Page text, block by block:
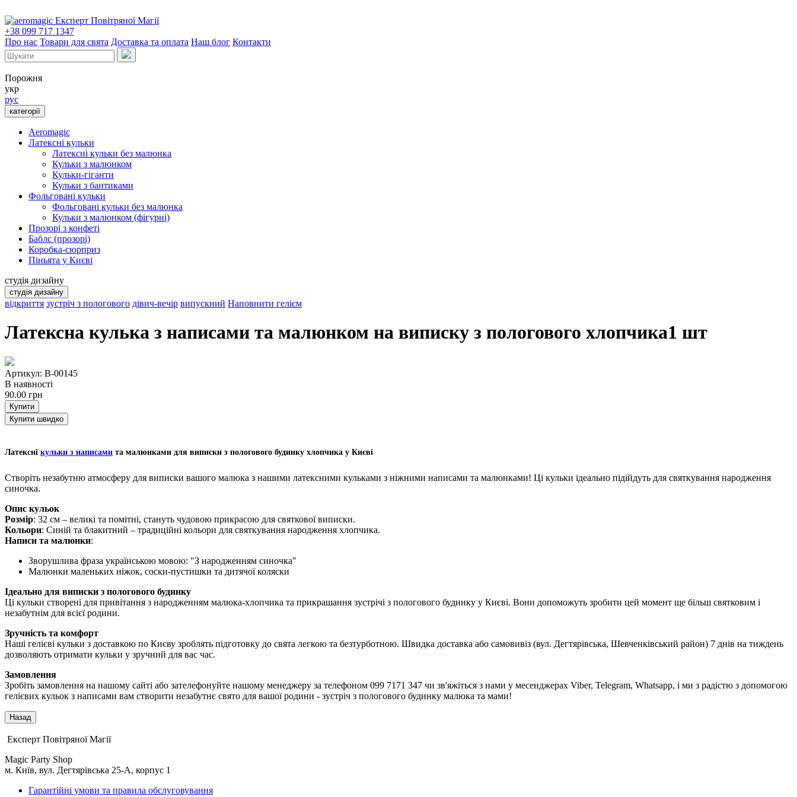
Експерт Повітряної Магії
+38 099 717 1347
Про нас Товари для свята Доставка та оплата Наш блог Контакти
Порожня
укр
рус
категорії
Aeromagic
Латексні кульки
Латексні кульки без малюнка
Кульки з малюнком
Кульки-гіганти
Кульки з бантиками
Фольговані кульки
Фольговані кульки без малюнка
Кульки з малюнком (фігурні)
Прозорі з конфеті
Баблс (прозорі)
Коробка-сюрприз
Піньята у Києві
студія дизайну
студія дизайну
відкриття зустріч з пологового дівич-вечір випускний Наповнити гелієм
Латексна кулька з написами та малюнком на виписку з пологового хлопчика1 шт
Артикул: B-00145
В наявності
90.00 грн
Купити
Купити швидко
Латексні кульки з написами та малюнками для виписки з пологового будинку хлопчика у Києві
Створіть незабутню атмосферу для виписки вашого малюка з нашими латексними кульками з ніжними написами та малюнками! Ці кульки ідеально підійдуть для святкування народження
синочка.
Опис кульок
Розмір: 32 см – великі та помітні, стануть чудовою прикрасою для святкової виписки.
Кольори: Синій та блакитний – традиційні кольори для святкування народження хлопчика.
Написи та малюнки:
Зворушлива фраза українською мовою: "З народженням синочка"
Малюнки маленьких ніжок, соски-пустишки та дитячої коляски
Ідеально для виписки з пологового будинку
Ці кульки створені для привітання з народженням малюка-хлопчика та прикрашання зустрічі з пологового будинку у Києві. Вони допоможуть зробити цей момент ще більш святковим і
незабутнім для всієї родини.
Зручність та комфорт
Наші гелієві кульки з доставкою по Києву зроблять підготовку до свята легкою та безтурботною. Швидка доставка або самовивіз (вул. Дегтярівська, Шевченківський район) 7 днів на тиждень
дозволяють отримати кульки у зручний для вас час.
Замовлення
Зробіть замовлення на нашому сайті або зателефонуйте нашому менеджеру за телефоном 099 7171 347 чи зв'яжіться з нами у месенджерах Viber, Telegram, Whatsapp, і ми з радістю з допомогою
гелієвих кульок з написами вам створити незабутнє свято для вашої родини - зустріч з пологового будинку малюка та мами!
Експерт Повітряної Магії
Magic Party Shop
м. Київ, вул. Дегтярівська 25-А, корпус 1
Гарантійні умови та правила обслуговування